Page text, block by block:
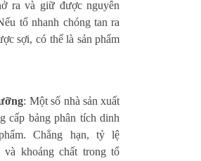
ra và giữ được nguyên
tổ nhanh chóng tan ra
sợi, có thể là sản phẩm
: Một số nhà sản xuất
cấp bảng phân tích dinh
Chẳng hạn, tỷ lệ
và khoáng chất trong tổ